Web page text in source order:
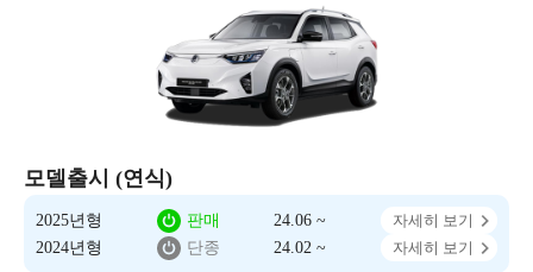
모델출시 (연식)
2025년형 판매 24.06 ~
자세히 보기
2024년형
단종 24.02 ~ 자세히 보기